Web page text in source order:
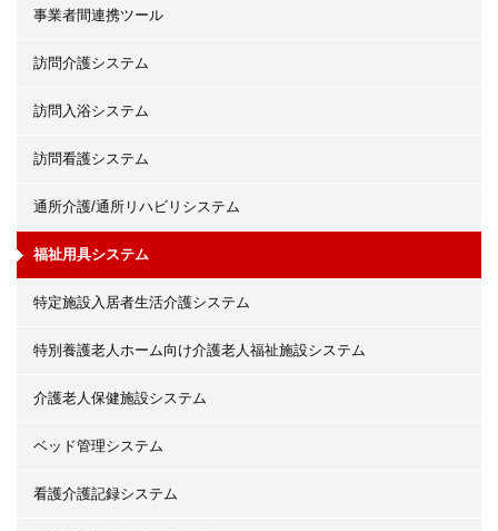
事業者間連携ツール
訪問介護システム
訪問入浴システム
訪問看護システム
通所介護/通所リハビリシステム
福祉用具システム
特定施設入居者生活介護システム
特別養護老人ホーム向け介護老人福祉施設システム
介護老人保健施設システム
ベッド管理システム
看護介護記録システム